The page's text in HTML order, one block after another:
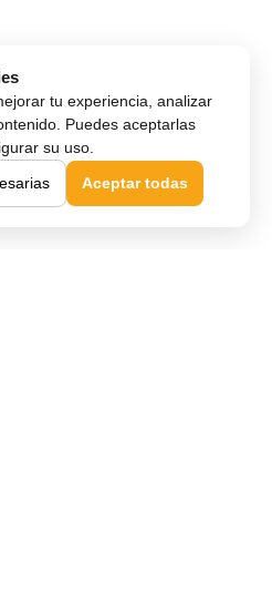
tu experiencia, analizar
Puedes aceptarlas
su uso.
Aceptar todas